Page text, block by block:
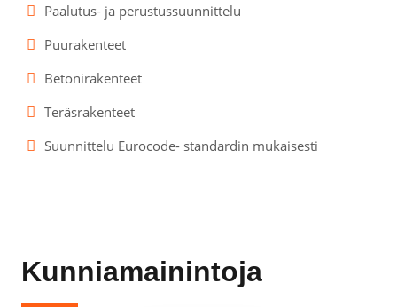
Paalutus- ja perustussuunnittelu
Puurakenteet
Betonirakenteet
Teräsrakenteet
Suunnittelu Eurocode- standardin mukaisesti
Kunniamainintoja